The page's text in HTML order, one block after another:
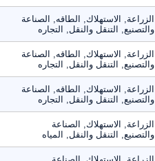
الزراعة, الاستهلاك, الطاقه, الصناعة
والتصنيع, التنقل والنقل, التجاره
الزراعة, الاستهلاك, الطاقه, الصناعة
والتصنيع, التنقل والنقل, التجاره
الزراعة, الاستهلاك, الطاقه, الصناعة
والتصنيع, التنقل والنقل, التجاره
الزراعة, الاستهلاك, الصناعة
والتصنيع, التنقل والنقل, المياه